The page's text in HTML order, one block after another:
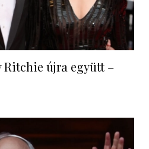
Ritchie újra együtt –